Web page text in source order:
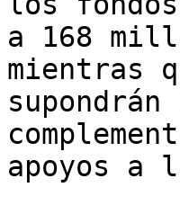
a 168
mientras
apoyos a